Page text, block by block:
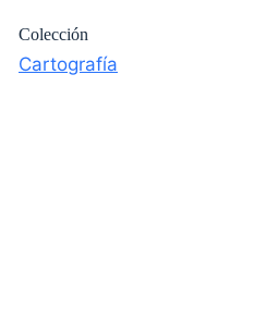
Colección
Cartografía